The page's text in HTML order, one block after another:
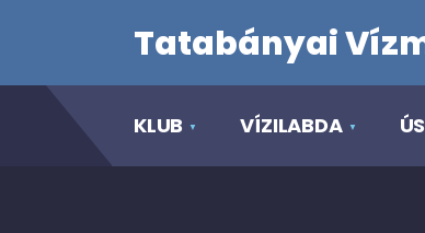
Tatabányai
KLUB VÍZILABDA